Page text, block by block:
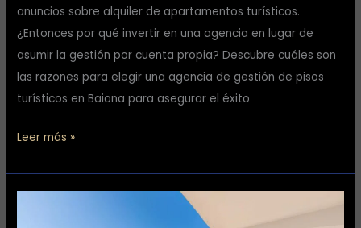
anuncios sobre alquiler de apartamentos turísticos.
¿Entonces por qué invertir en una agencia en lugar de
asumir la gestión por cuenta propia? Descubre cuáles son
las razones para elegir una agencia de gestión de pisos
turísticos en Baiona para asegurar el éxito
Leer más »